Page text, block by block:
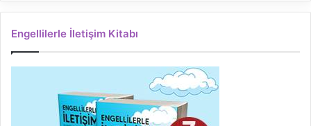
Engellilerle İletişim Kitabı